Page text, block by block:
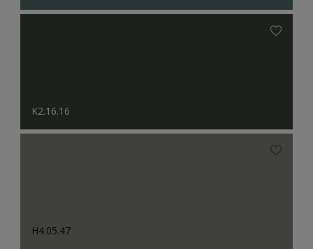
K2.16.16
H4.05.47